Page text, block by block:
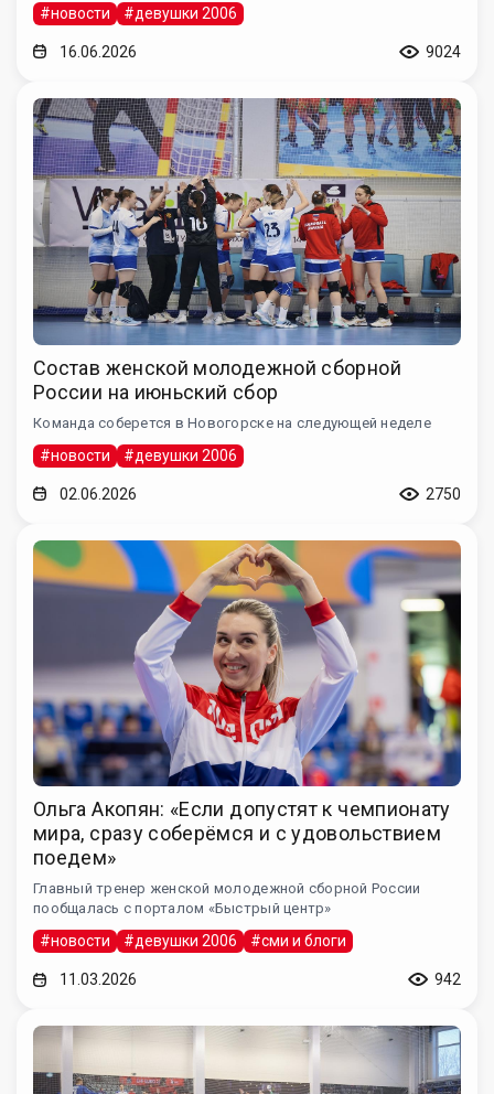
#новости #девушки 2006
16.06.2026 9024
Состав женской молодежной сборной
России на июньский сбор
Команда соберется в Новогорске на следующей неделе
#новости #девушки 2006
02.06.2026 2750
Ольга Акопян: «Если допустят к чемпионату
мира, сразу соберёмся и с удовольствием
поедем»
Главный тренер женской молодежной сборной России
пообщалась с порталом «Быстрый центр»
#новости #девушки 2006 #сми и блоги
11.03.2026 942